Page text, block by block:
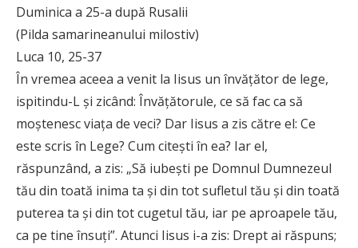
Duminica a 25-a după Rusalii
(Pilda samarineanului milostiv)
Luca 10, 25-37
În vremea aceea a venit la Iisus un învăţător de lege,
ispitindu-L şi zicând: Învăţătorule, ce să fac ca să
moştenesc viaţa de veci? Dar Iisus a zis către el: Ce
este scris în Lege? Cum citeşti în ea? Iar el,
răspunzând, a zis: „Să iubeşti pe Domnul Dumnezeul
tău din toată inima ta şi din tot sufletul tău şi din toată
puterea ta şi din tot cugetul tău, iar pe aproapele tău,
ca pe tine însuţi”. Atunci Iisus i-a zis: Drept ai răspuns;